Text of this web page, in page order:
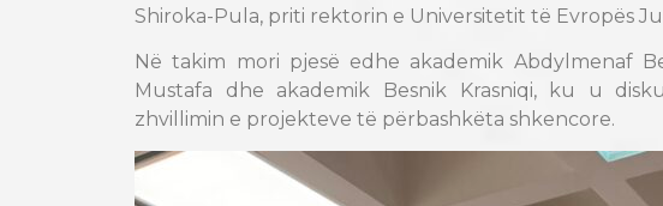
Shiroka-Pula, priti rektorin e Universitetit të Evropës
Në takim mori pjesë edhe akademik Abdylmenaf
Mustafa dhe akademik Besnik Krasniqi, ku u
zhvillimin e projekteve të përbashkëta shkencore.